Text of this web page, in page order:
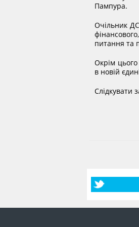
Пампура.
Очільник
питання та
Окрім
в новій
Слідкувати